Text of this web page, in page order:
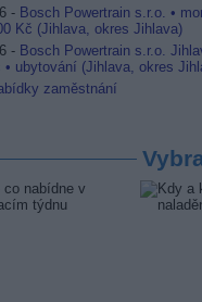
- Bosch Powertrain s.r.o. •
Kč (Jihlava, okres Jihlava)
- Bosch Powertrain s.r.o.
• ubytování (Jihlava, okres
zaměstnání